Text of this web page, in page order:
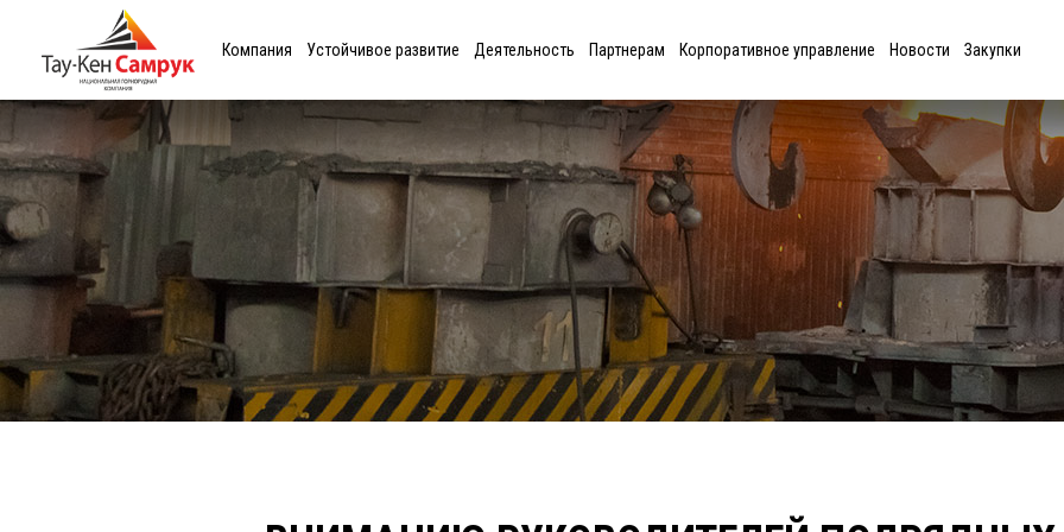
Компания Устойчивое развитие Деятельность Партнерам Корпоративное управление Новости Закупки